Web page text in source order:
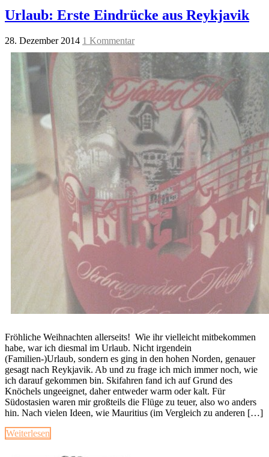
Urlaub: Erste Eindrücke aus Reykjavik
28. Dezember 2014 1 Kommentar
Fröhliche Weihnachten allerseits! Wie ihr vielleicht mitbekommen
habe, war ich diesmal im Urlaub. Nicht irgendein
(Familien-)Urlaub, sondern es ging in den hohen Norden, genauer
gesagt nach Reykjavik. Ab und zu frage ich mich immer noch, wie
ich darauf gekommen bin. Skifahren fand ich auf Grund des
Knöchels ungeeignet, daher entweder warm oder kalt. Für
Südostasien waren mir großteils die Flüge zu teuer, also wo anders
hin. Nach vielen Ideen, wie Mauritius (im Vergleich zu anderen […]
Weiterlesen